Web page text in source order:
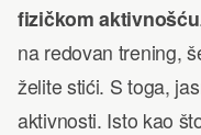
fizičkom aktivnošću
na redovan trening,
želite stići. S toga,
aktivnosti. Isto kao